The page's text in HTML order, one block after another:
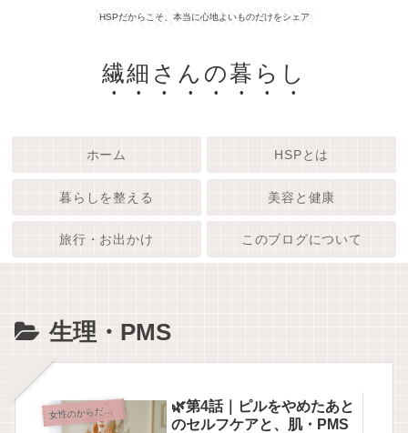
HSPだからこそ、本当に心地よいものだけをシェア
繊細さんの暮らし
ホーム HSPとは
暮らしを整える 美容と健康
旅行・お出かけ このブログについて
生理・PMS
女 性のからだとこころ
🌿第4話｜ピルをやめたあと
のセルフケアと、肌・PMS